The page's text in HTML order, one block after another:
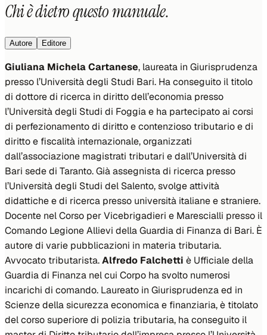
Chi è dietro questo manuale.
Autore Editore
Giuliana Michela Cartanese, laureata in Giurisprudenza
presso l’Università degli Studi Bari. Ha conseguito il titolo
di dottore di ricerca in diritto dell’economia presso
l’Università degli Studi di Foggia e ha partecipato ai corsi
di perfezionamento di diritto e contenzioso tributario e di
diritto e fiscalità internazionale, organizzati
dall’associazione magistrati tributari e dall’Università di
Bari sede di Taranto. Già assegnista di ricerca presso
l’Università degli Studi del Salento, svolge attività
didattiche e di ricerca presso università italiane e straniere.
Docente nel Corso per Vicebrigadieri e Marescialli presso il
Comando Legione Allievi della Guardia di Finanza di Bari. È
autore di varie pubblicazioni in materia tributaria.
Avvocato tributarista.Alfredo Falchetti è Ufficiale della
Guardia di Finanza nel cui Corpo ha svolto numerosi
incarichi di comando. Laureato in Giurisprudenza ed in
Scienze della sicurezza economica e finanziaria, è titolato
del corso superiore di polizia tributaria, ha conseguito il